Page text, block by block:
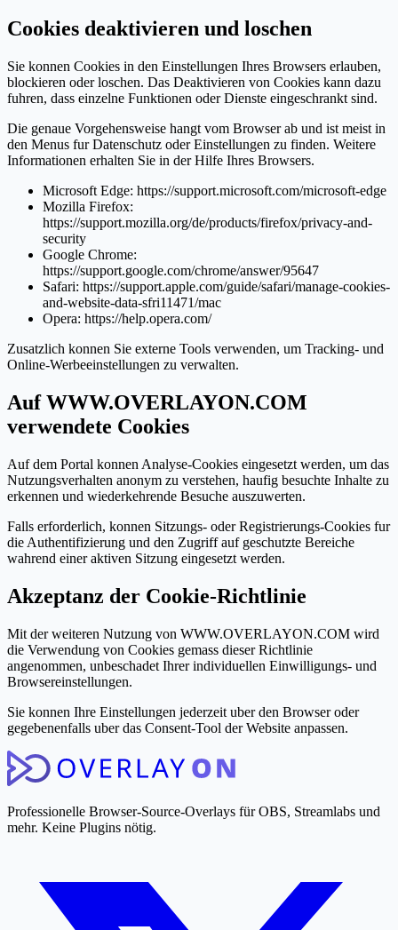
Cookies deaktivieren und loschen
Sie konnen Cookies in den Einstellungen Ihres Browsers erlauben,
blockieren oder loschen. Das Deaktivieren von Cookies kann dazu
fuhren, dass einzelne Funktionen oder Dienste eingeschrankt sind.
Die genaue Vorgehensweise hangt vom Browser ab und ist meist in
den Menus fur Datenschutz oder Einstellungen zu finden. Weitere
Informationen erhalten Sie in der Hilfe Ihres Browsers.
Microsoft Edge: https://support.microsoft.com/microsoft-edge
Mozilla Firefox:
https://support.mozilla.org/de/products/firefox/privacy-and-
security
Google Chrome:
https://support.google.com/chrome/answer/95647
Safari: https://support.apple.com/guide/safari/manage-cookies-
and-website-data-sfri11471/mac
Opera: https://help.opera.com/
Zusatzlich konnen Sie externe Tools verwenden, um Tracking- und
Online-Werbeeinstellungen zu verwalten.
Auf WWW.OVERLAYON.COM
verwendete Cookies
Auf dem Portal konnen Analyse-Cookies eingesetzt werden, um das
Nutzungsverhalten anonym zu verstehen, haufig besuchte Inhalte zu
erkennen und wiederkehrende Besuche auszuwerten.
Falls erforderlich, konnen Sitzungs- oder Registrierungs-Cookies fur
die Authentifizierung und den Zugriff auf geschutzte Bereiche
wahrend einer aktiven Sitzung eingesetzt werden.
Akzeptanz der Cookie-Richtlinie
Mit der weiteren Nutzung von WWW.OVERLAYON.COM wird
die Verwendung von Cookies gemass dieser Richtlinie
angenommen, unbeschadet Ihrer individuellen Einwilligungs- und
Browsereinstellungen.
Sie konnen Ihre Einstellungen jederzeit uber den Browser oder
gegebenenfalls uber das Consent-Tool der Website anpassen.
Professionelle Browser-Source-Overlays für OBS, Streamlabs und
mehr. Keine Plugins nötig.